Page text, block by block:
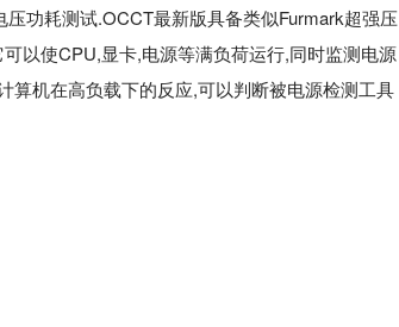
功耗测试.OCCT最新版具备类似Furmark超强压
以使CPU,显卡,电源等满负荷运行,同时监测电源
算机在高负载下的反应,可以判断被电源检测工具